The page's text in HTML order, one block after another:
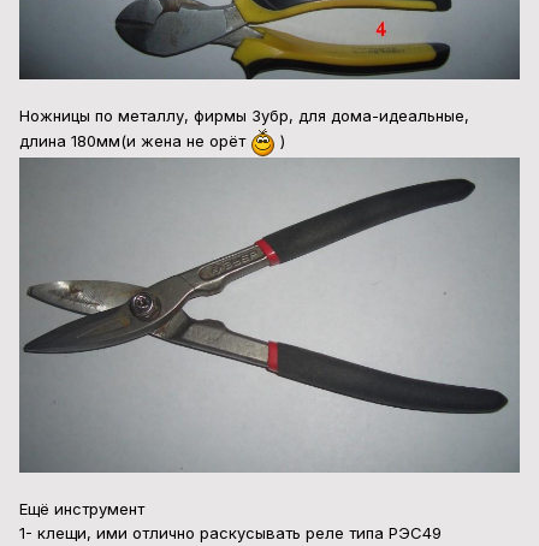
Ножницы по металлу, фирмы Зубр, для дома-идеальные,
длина 180мм(и жена не орёт
)
Ещё инструмент
1- клещи, ими отлично раскусывать реле типа РЭС49